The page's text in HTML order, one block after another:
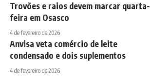
Trovões e raios devem marcar quarta-
feira em Osasco
4 de fevereiro de 2026
Anvisa veta comércio de leite
condensado e dois suplementos
4 de fevereiro de 2026